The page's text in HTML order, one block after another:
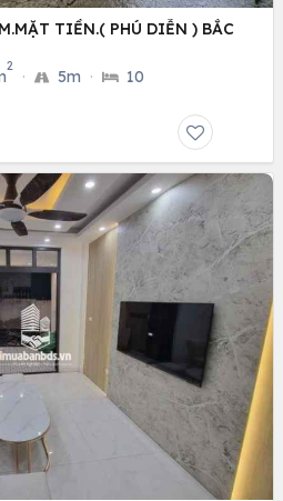
TIỀN.( PHÚ DIỄN ) BẮC
2
· 5m · 10